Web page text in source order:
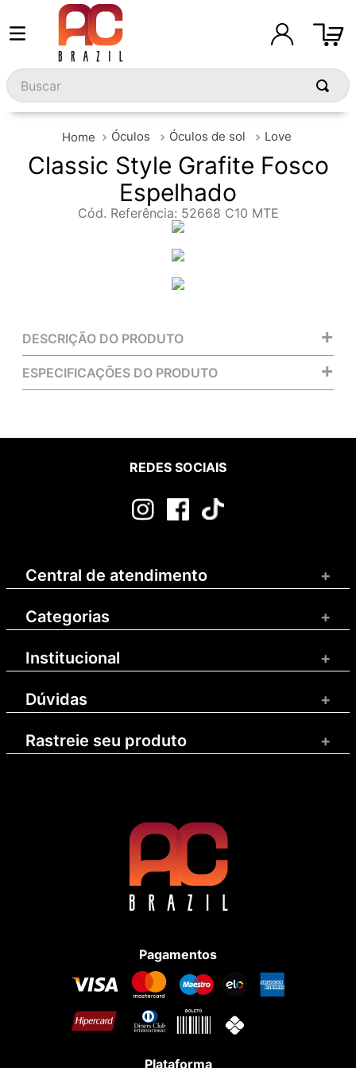
Buscar
Óculos Óculos de sol Love
Classic Style Grafite Fosco
Espelhado
Cód. Referência: 52668 C10 MTE
DESCRIÇÃO DO PRODUTO +
ESPECIFICAÇÕES DO PRODUTO +
REDES SOCIAIS
Central de atendimento +
Categorias +
Institucional +
Dúvidas +
Rastreie seu produto +
Pagamentos
Plataforma